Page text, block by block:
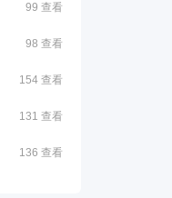
99 查看
98 查看
154 查看
131 查看
136 查看